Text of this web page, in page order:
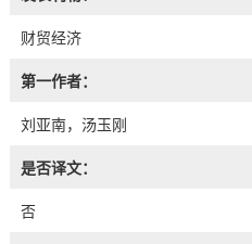
财贸经济
第一作者：
刘亚南，汤玉刚
是否译文：
否